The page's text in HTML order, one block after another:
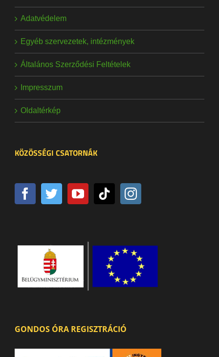
Adatvédelem
Egyéb szervezetek, intézmények
Általános Szerződési Feltételek
Impresszum
Oldaltérkép
KÖZÖSSÉGI CSATORNÁK
GONDOS ÓRA REGISZTRÁCIÓ